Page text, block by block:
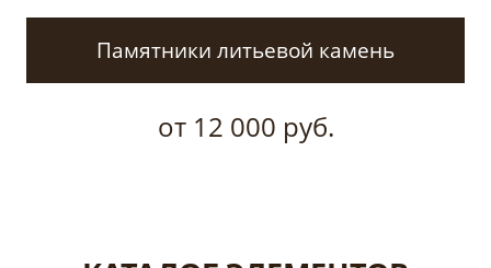
Памятники литьевой камень
от 12 000 руб.